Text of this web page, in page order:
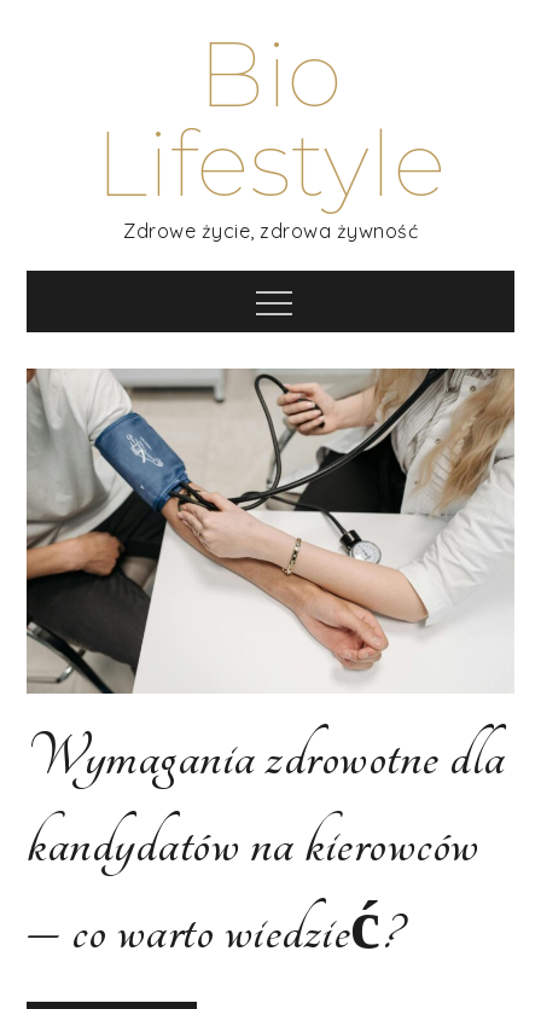
Bio
Lifestyle
Zdrowe życie, zdrowa żywność
Menu
Wymagania zdrowotne dla
kandydatów na kierowców
– co warto wiedzieć?